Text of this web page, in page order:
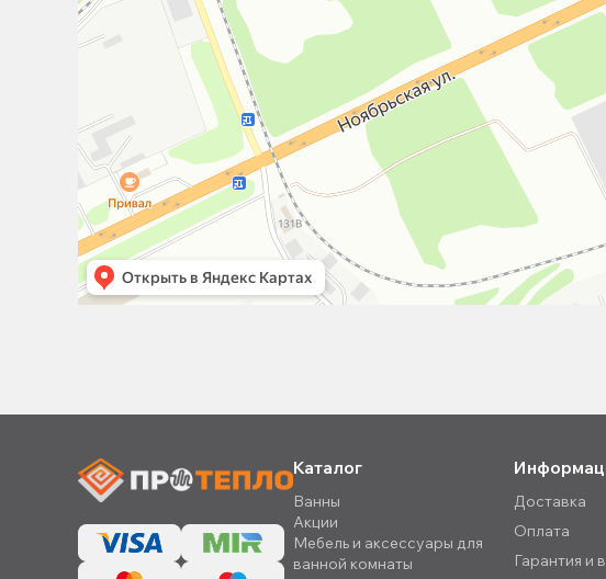
Каталог
Ванны
Акции
Мебель и аксессуары для
ванной комнаты
Доставка
Оплата
Гарантия и